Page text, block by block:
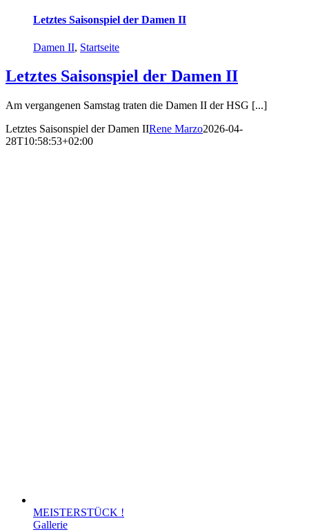
Letztes Saisonspiel der Damen II
Damen II, Startseite
Letztes Saisonspiel der Damen II
Am vergangenen Samstag traten die Damen II der HSG [...]
Letztes Saisonspiel der Damen IIRene Marzo2026-04-
28T10:58:53+02:00
MEISTERSTÜCK !
Gallerie